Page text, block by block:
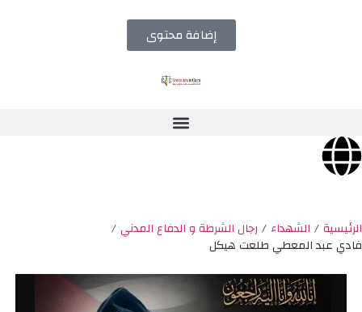
إضافة محتوى
الرئيسية/ الشهداء / رجال الشرطة و الدفاع المدني/
فادي عبد المعطي طلعت هيكل